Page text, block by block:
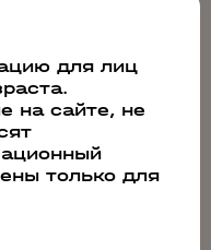
для лиц
на сайте, не
только для